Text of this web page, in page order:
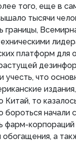
того, еще в
тысячи
границы,
платформ
учесть, что
Китай, то
бороться начали
фарм-
обогащения, а